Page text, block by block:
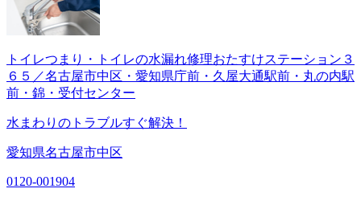
トイレつまり・トイレの水漏れ修理おたすけステーション３
６５／名古屋市中区・愛知県庁前・久屋大通駅前・丸の内駅
前・錦・受付センター
水まわりのトラブルすぐ解決！
愛知県名古屋市中区
0120-001904